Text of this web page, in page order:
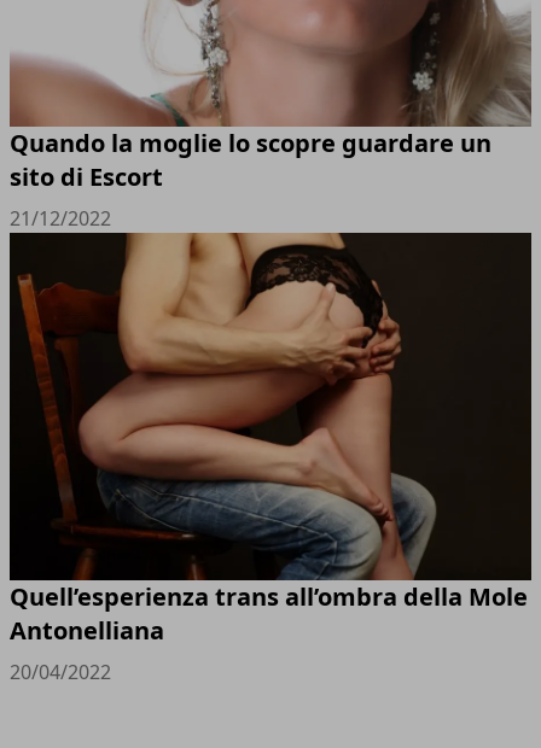
Quando la moglie lo scopre guardare un
sito di Escort
21/12/2022
Quell’esperienza trans all’ombra della Mole
Antonelliana
20/04/2022